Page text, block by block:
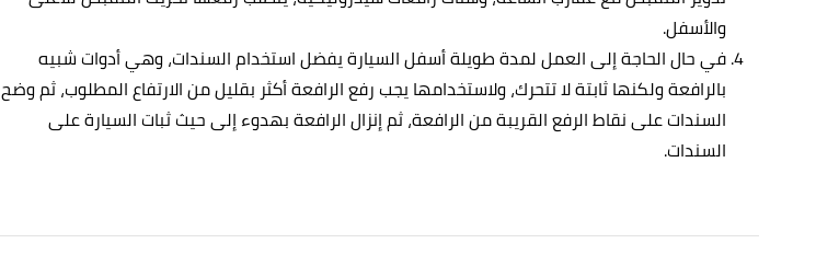
والأسفل.
في حال الحاجة إلى العمل لمدة طويلة أسفل السيارة يفضل استخدام السندات، وهي أدوات شبيه
بالرافعة ولكنها ثابتة لا تتحرك، ولاستخدامها يجب رفع الرافعة أكثر بقليل من الارتفاع المطلوب، ثم وضح
السندات على نقاط الرفع القريبة من الرافعة، ثم إنزال الرافعة بهدوء إلى حيث ثبات السيارة على
السندات.